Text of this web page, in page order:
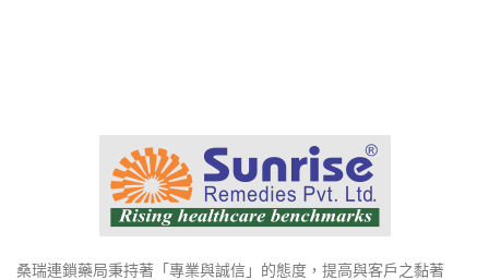
桑瑞連鎖藥局秉持著「專業與誠信」的態度，提高與客戶之黏著